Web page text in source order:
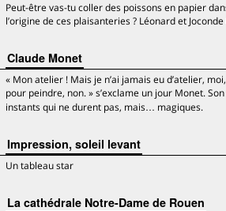
Peut-être vas-tu coller des poissons en papier
l’origine de ces plaisanteries ? Léonard et
Claude Monet
« Mon atelier ! Mais je n’ai jamais eu d’atelier,
pour peindre, non. » s’exclame un jour Monet.
instants qui ne durent pas, mais… magiques.
Impression, soleil levant
Un tableau star
La cathédrale Notre-Dame de Rouen